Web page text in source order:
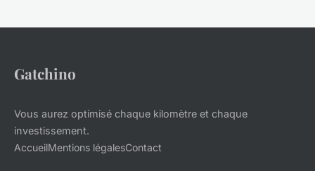
Gatchino
Vous aurez optimisé chaque kilomètre et chaque
investissement.
AccueilMentions légalesContact